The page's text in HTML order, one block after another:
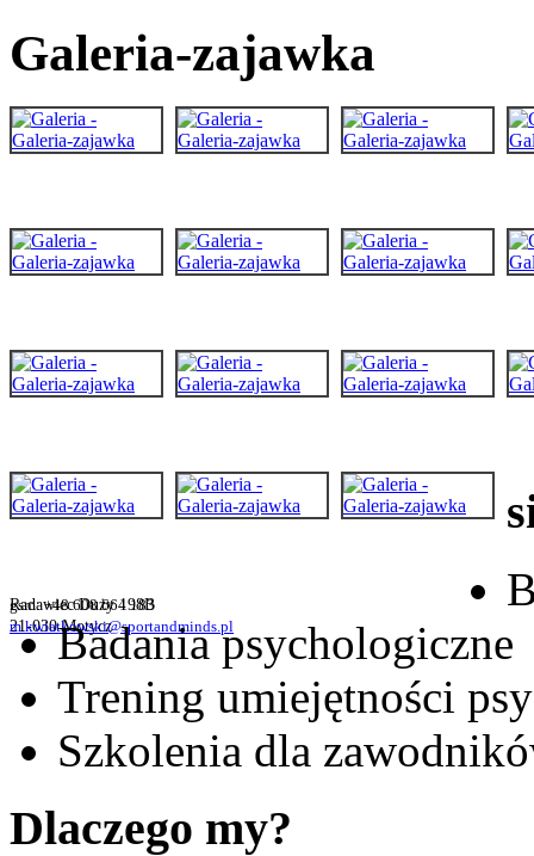
Galeria-zajawka
Radawiec Duży 198B
21-030 Motycz
gsm: +48 608 664 183
m.kwiatkowski@sportandminds.pl
Badania psychologiczne
Trening umiejętności
Szkolenia dla
Dlaczego my?